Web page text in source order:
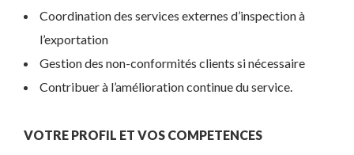
Coordination des services externes d’inspection à
l’exportation
Gestion des non-conformités clients si nécessaire
Contribuer à l’amélioration continue du service.
VOTRE PROFIL ET VOS COMPETENCES